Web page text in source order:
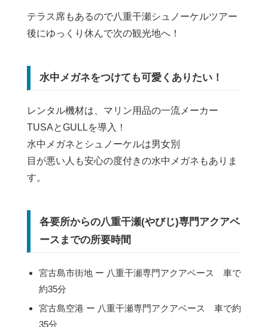
テラス席もあるので八重干瀬シュノーケルツアー
後にゆっくり休んで次の観光地へ！
水中メガネをつけても可愛くありたい！
レンタル機材は、マリン用品の一流メーカー
TUSAとGULLを導入！
水中メガネとシュノーケルは男女別
目が悪い人も安心の度付きの水中メガネもありま
す。
各要所からの八重干瀬(やびじ)専門アクアベ
ースまでの所要時間
宮古島市街地 ー 八重干瀬専門アクアベース 車で
約35分
宮古島空港 ー 八重干瀬専門アクアベース 車で約
35分